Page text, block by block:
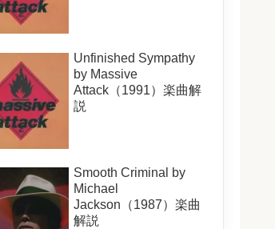
Unfinished Sympathy
by Massive
Attack（1991）楽曲解
説
Smooth Criminal by
Michael
Jackson（1987）楽曲
解説